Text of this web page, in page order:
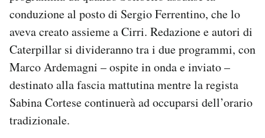
conduzione al posto di Sergio Ferrentino, che lo
aveva creato assieme a Cirri. Redazione e autori di
Caterpillar si divideranno tra i due programmi, con
Marco Ardemagni – ospite in onda e inviato –
destinato alla fascia mattutina mentre la regista
Sabina Cortese continuerà ad occuparsi dell’orario
tradizionale.